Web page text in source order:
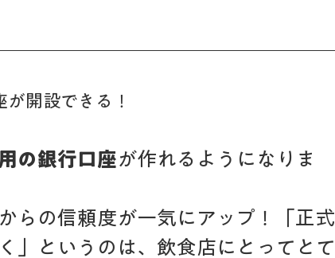
開設できる！
の銀行口座 が作れるようになりま
らの信頼度が一気にアップ！「正式
」というのは、飲食店にとってとて